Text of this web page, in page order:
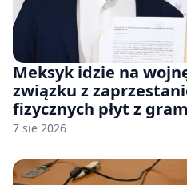
Meksyk idzie na
związku z
fizycznych płyt z
7 sie 2026